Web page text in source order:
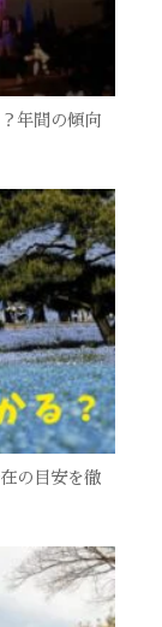
年間の傾向
の目安を徹